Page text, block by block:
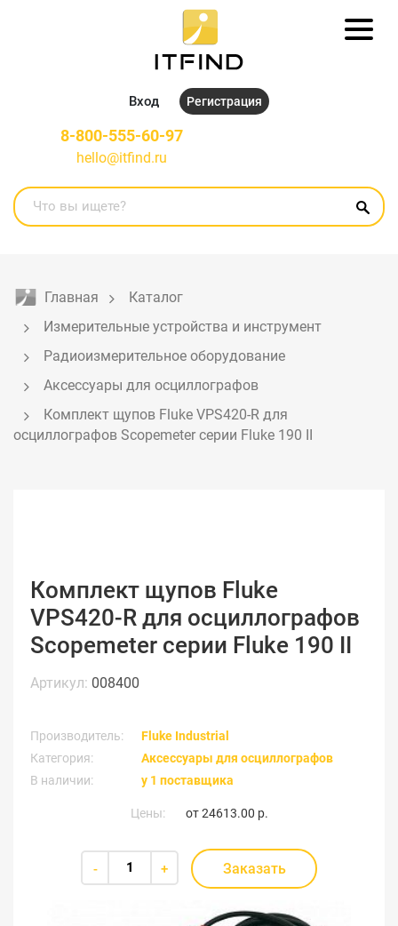
Вход Регистрация
8-800-555-60-97
hello@itfind.ru
Главная
Каталог
Измерительные устройства и инструмент
Радиоизмерительное оборудование
Аксессуары для осциллографов
Комплект щупов Fluke VPS420-R для
осциллографов Scopemeter серии Fluke 190 II
Комплект щупов Fluke
VPS420-R для осциллографов
Scopemeter серии Fluke 190 II
Артикул: 008400
Производитель:
Fluke Industrial
Категория:
Аксессуары для осциллографов
В наличии:
у 1 поставщика
Цены: от24613.00 р.
- + Заказать